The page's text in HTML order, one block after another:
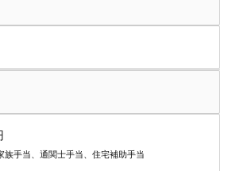
族手当、通関士手当、住宅補助手当